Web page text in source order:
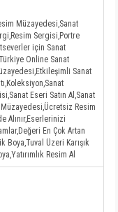
Müzayedesi,Sanat
Sergisi,Portre
için Sanat
Online Sanat
Sanat
Eseri Satın Al,Sanat
Resim
Alınır,Eserlerinizi
En Çok Artan
Boya,Tuval Üzeri Karışık
Resim Al